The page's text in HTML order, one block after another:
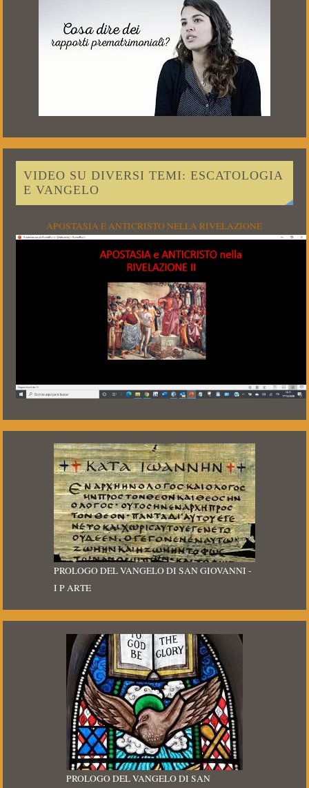
VIDEO SU DIVERSI TEMI: ESCATOLOGIA
E VANGELO
APOSTASIA E ANTICRISTO NELLA RIVELAZIONE
PROLOGO DEL VANGELO DI SAN GIOVANNI -
I P ARTE
PROLOGO DEL VANGELO DI SAN